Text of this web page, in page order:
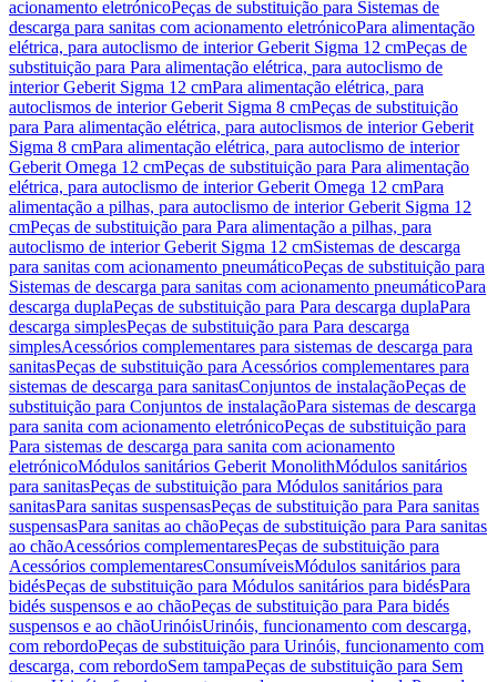
acionamento eletrónicoPeças de substituição para Sistemas de
descarga para sanitas com acionamento eletrónicoPara alimentação
elétrica, para autoclismo de interior Geberit Sigma 12 cmPeças de
substituição para Para alimentação elétrica, para autoclismo de
interior Geberit Sigma 12 cmPara alimentação elétrica, para
autoclismos de interior Geberit Sigma 8 cmPeças de substituição
para Para alimentação elétrica, para autoclismos de interior Geberit
Sigma 8 cmPara alimentação elétrica, para autoclismo de interior
Geberit Omega 12 cmPeças de substituição para Para alimentação
elétrica, para autoclismo de interior Geberit Omega 12 cmPara
alimentação a pilhas, para autoclismo de interior Geberit Sigma 12
cmPeças de substituição para Para alimentação a pilhas, para
autoclismo de interior Geberit Sigma 12 cmSistemas de descarga
para sanitas com acionamento pneumáticoPeças de substituição para
Sistemas de descarga para sanitas com acionamento pneumáticoPara
descarga duplaPeças de substituição para Para descarga duplaPara
descarga simplesPeças de substituição para Para descarga
simplesAcessórios complementares para sistemas de descarga para
sanitasPeças de substituição para Acessórios complementares para
sistemas de descarga para sanitasConjuntos de instalaçãoPeças de
substituição para Conjuntos de instalaçãoPara sistemas de descarga
para sanita com acionamento eletrónicoPeças de substituição para
Para sistemas de descarga para sanita com acionamento
eletrónicoMódulos sanitários Geberit MonolithMódulos sanitários
para sanitasPeças de substituição para Módulos sanitários para
sanitasPara sanitas suspensasPeças de substituição para Para sanitas
suspensasPara sanitas ao chãoPeças de substituição para Para sanitas
ao chãoAcessórios complementaresPeças de substituição para
Acessórios complementaresConsumíveisMódulos sanitários para
bidésPeças de substituição para Módulos sanitários para bidésPara
bidés suspensos e ao chãoPeças de substituição para Para bidés
suspensos e ao chãoUrinóisUrinóis, funcionamento com descarga,
com rebordoPeças de substituição para Urinóis, funcionamento com
descarga, com rebordoSem tampaPeças de substituição para Sem